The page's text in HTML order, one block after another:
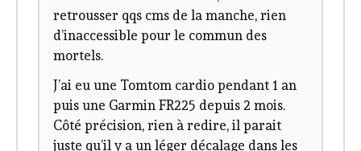
retrousser qqs cms de la manche, rien
d’inaccessible pour le commun des
mortels.
J’ai eu une Tomtom cardio pendant 1 an
puis une Garmin FR225 depuis 2 mois.
Côté précision, rien à redire, il parait
juste qu’il y a un léger décalage dans les